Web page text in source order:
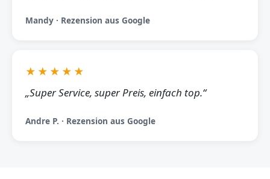
Mandy · Rezension aus Google
★★★★★
„Super Service, super Preis, einfach top.“
Andre P. · Rezension aus Google